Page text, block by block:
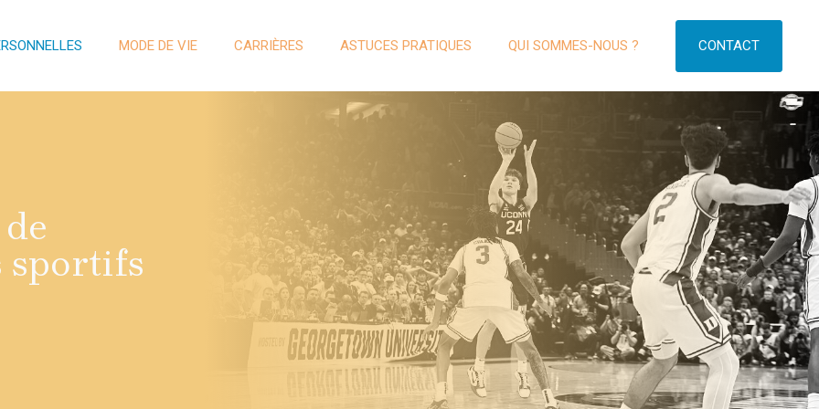
MODE DE VIE CARRIÈRES ASTUCES PRATIQUES QUI SOMMES-NOUS ? CONTACT
sportifs